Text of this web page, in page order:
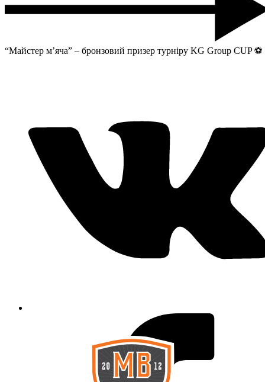
“Майстер м’яча” – бронзовий призер турніру KG Group CUP ⚽️